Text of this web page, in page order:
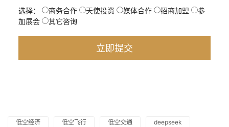
选择： 商务合作 天使投资 媒体合作 招商加盟
参
加展会
其它咨询
低空经济 低空飞行 低空交通
deepseek